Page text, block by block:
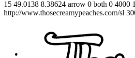
15 49.0138 8.38624 arrow 0 both 0 4000 1
http://www.thosecreamypeaches.com/sl